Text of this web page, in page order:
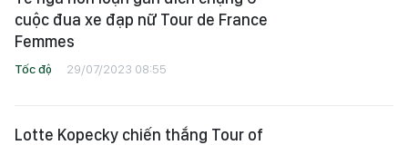
cuộc đua xe đạp nữ Tour de France
Femmes
Tốc độ 29/07/2023 08:55
Lotte Kopecky chiến thắng Tour of